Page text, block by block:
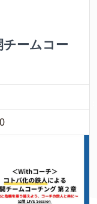
ームコー
0